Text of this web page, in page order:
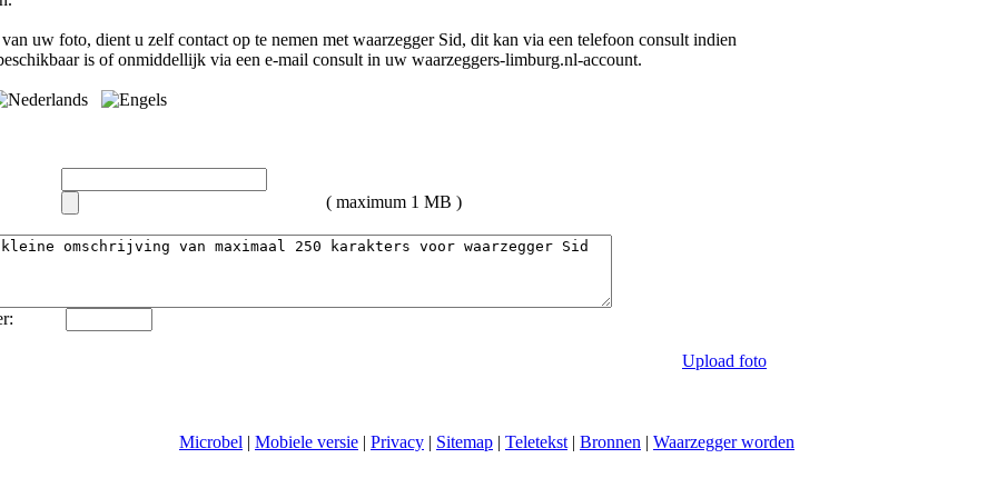
uw foto, dient u zelf contact op te nemen met waarzegger Sid, dit kan via een telefoon consult indien
is of onmiddellijk via een e-mail consult in uw waarzeggers-limburg.nl-account.
( maximum 1 MB )
Upload foto
Microbel | Mobiele versie | Privacy | Sitemap | Teletekst | Bronnen | Waarzegger worden